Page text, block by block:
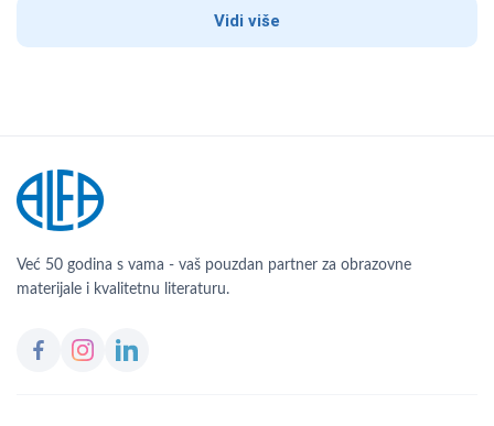
Vidi više
Već 50 godina s vama - vaš pouzdan partner za obrazovne
materijale i kvalitetnu literaturu.